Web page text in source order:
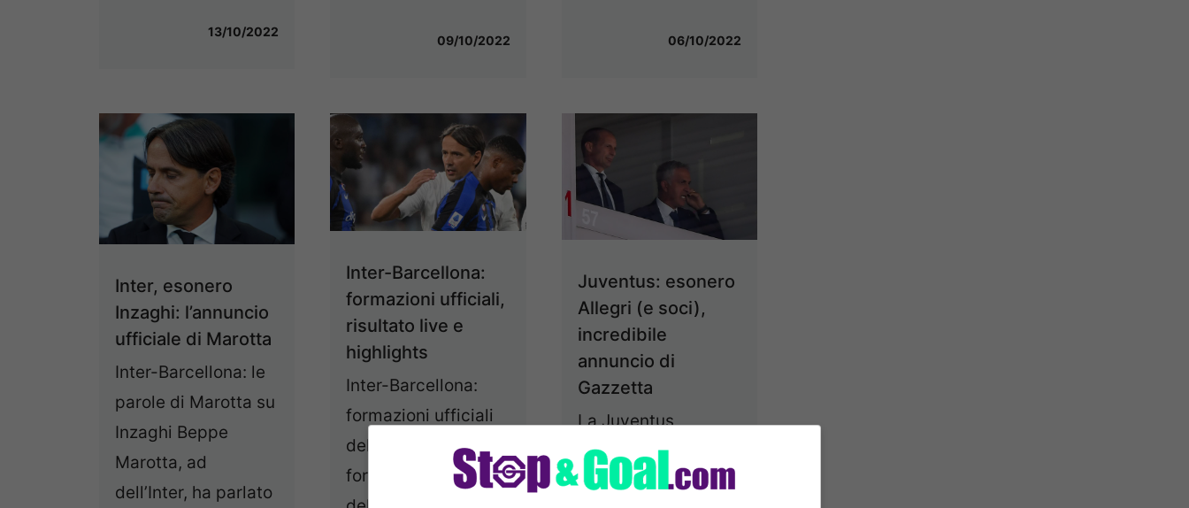
13/10/2022
09/10/2022 06/10/2022
Inter, esonero
Inzaghi: l’annuncio
ufficiale di Marotta
Inter-Barcellona: le
parole di Marotta su
Inzaghi Beppe
Marotta, ad
dell’Inter, ha parlato
Inter-Barcellona:
formazioni ufficiali,
risultato live e
highlights
Inter-Barcellona:
formazioni ufficiali
della gara Queste le
formazioni ufficiali
Juventus: esonero
Allegri (e soci),
incredibile
annuncio di
Gazzetta
La Juventus
esonera Max Allegri.
Il giornale rosa oggi